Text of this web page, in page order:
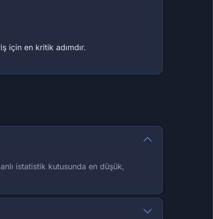
için en kritik adımdır.
istatistik kutusunda en düşük,